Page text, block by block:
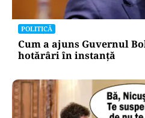
POLITICĂ
Cum a ajuns Guvernul
hotărâri în instanță